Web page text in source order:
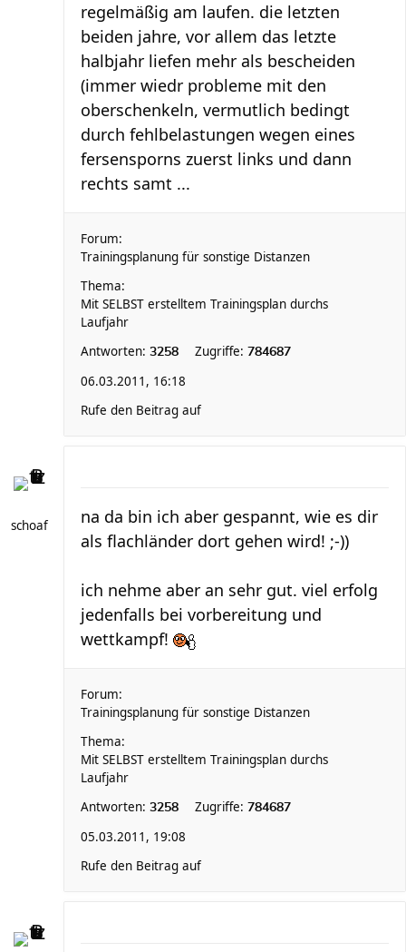
regelmäßig am laufen. die letzten
beiden jahre, vor allem das letzte
halbjahr liefen mehr als bescheiden
(immer wiedr probleme mit den
oberschenkeln, vermutlich bedingt
durch fehlbelastungen wegen eines
fersensporns zuerst links und dann
rechts samt ...
Forum:
Trainingsplanung für sonstige Distanzen
Thema:
Mit SELBST erstelltem Trainingsplan durchs
Laufjahr
Antworten: 3258 Zugriffe: 784687
06.03.2011, 16:18
Rufe den Beitrag auf
schoaf
na da bin ich aber gespannt, wie es dir
als flachländer dort gehen wird! ;-))
ich nehme aber an sehr gut. viel erfolg
jedenfalls bei vorbereitung und
wettkampf!
Forum:
Trainingsplanung für sonstige Distanzen
Thema:
Mit SELBST erstelltem Trainingsplan durchs
Laufjahr
Antworten: 3258 Zugriffe: 784687
05.03.2011, 19:08
Rufe den Beitrag auf